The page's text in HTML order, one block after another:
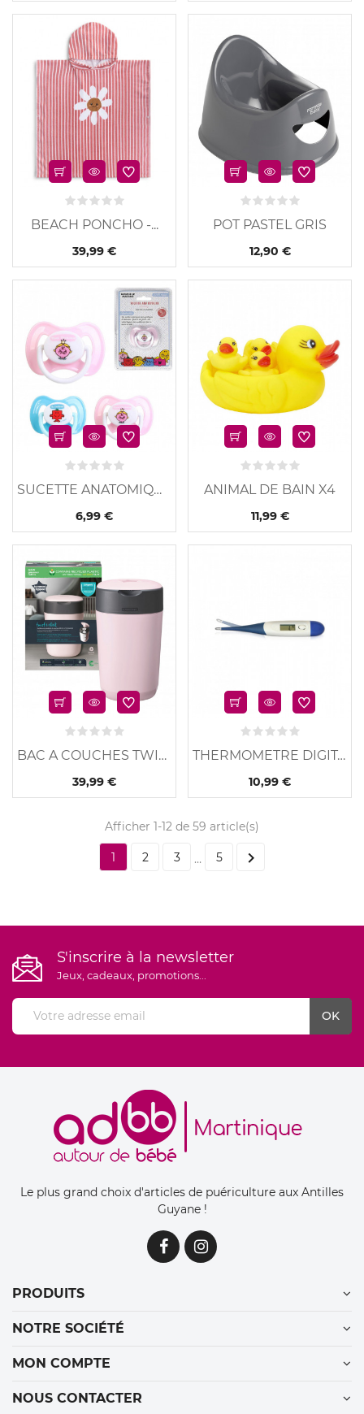
BEACH PONCHO -...
39,99 €
POT PASTEL GRIS
12,90 €
SUCETTE ANATOMIQUE MR MME
6,99 €
Nouveau
ANIMAL DE BAIN X4
11,99 €
BAC A COUCHES TWIST &...
39,99 €
THERMOMETRE DIGITAL...
10,99 €
Afficher 1-12 de 59 article(s)
1 2 3 … 5 
S'inscrire à la newsletter
Jeux, cadeaux, promotions...
Le plus grand choix d'articles de puériculture aux Antilles
Guyane !
PRODUITS
NOTRE SOCIÉTÉ
MON COMPTE
NOUS CONTACTER